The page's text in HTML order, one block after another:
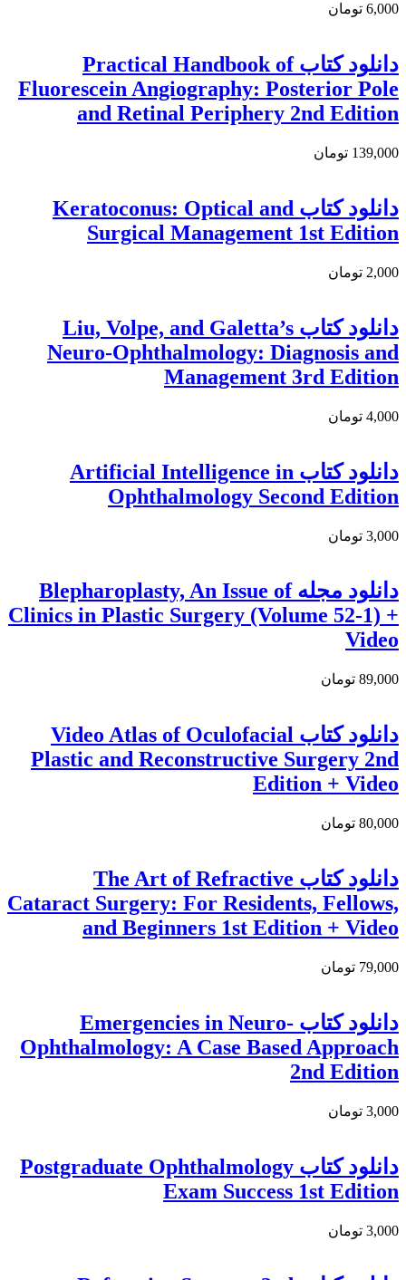
6,000 تومان
دانلود كتاب Practical Handbook of
Fluorescein Angiography: Posterior Pole
and Retinal Periphery 2nd Edition
139,000 تومان
دانلود کتاب Keratoconus: Optical and
Surgical Management 1st Edition
2,000 تومان
دانلود کتاب Liu, Volpe, and Galetta’s
Neuro-Ophthalmology: Diagnosis and
Management 3rd Edition
4,000 تومان
دانلود كتاب Artificial Intelligence in
Ophthalmology Second Edition
3,000 تومان
دانلود مجله Blepharoplasty, An Issue of
Clinics in Plastic Surgery (Volume 52-1) +
Video
89,000 تومان
دانلود کتاب Video Atlas of Oculofacial
Plastic and Reconstructive Surgery 2nd
Edition + Video
80,000 تومان
دانلود کتاب The Art of Refractive
Cataract Surgery: For Residents, Fellows,
and Beginners 1st Edition + Video
79,000 تومان
دانلود کتاب Emergencies in Neuro-
Ophthalmology: A Case Based Approach
2nd Edition
3,000 تومان
دانلود کتاب Postgraduate Ophthalmology
Exam Success 1st Edition
3,000 تومان